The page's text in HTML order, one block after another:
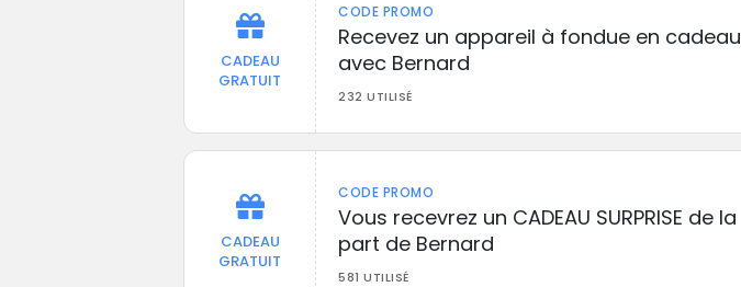
CADEAU
GRATUIT
CODE PROMO
Recevez un appareil à fondue en cadeau
avec Bernard
232 UTILISÉ
CADEAU
GRATUIT
CODE PROMO
Vous recevrez un CADEAU SURPRISE de la
part de Bernard
581 UTILISÉ